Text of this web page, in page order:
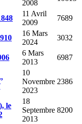
2008
11 Avril
2009
7689
16 Mars
2024
3032
6 Mars
2013
6987
10
Novembre
2023
2386
le
18
Septembre
2013
8200